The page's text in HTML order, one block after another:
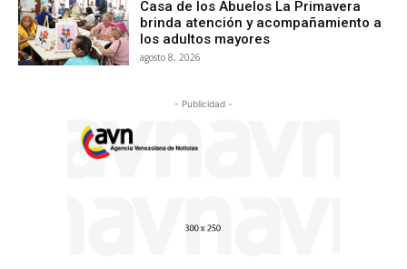
Casa de los Abuelos La Primavera
brinda atención y acompañamiento a
los adultos mayores
agosto 8, 2026
- Publicidad -